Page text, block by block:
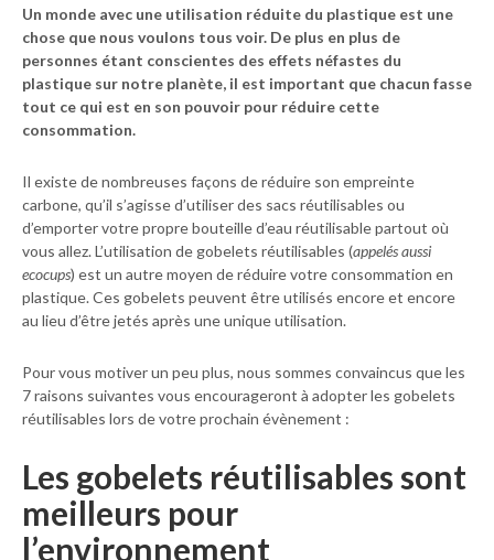
Un monde avec une utilisation réduite du plastique est une
chose que nous voulons tous voir. De plus en plus de
personnes étant conscientes des effets néfastes du
plastique sur notre planète, il est important que chacun fasse
tout ce qui est en son pouvoir pour réduire cette
consommation.
Il existe de nombreuses façons de réduire son empreinte
carbone, qu’il s’agisse d’utiliser des sacs réutilisables ou
d’emporter votre propre bouteille d’eau réutilisable partout où
vous allez. L’utilisation de gobelets réutilisables (appelés aussi
ecocups) est un autre moyen de réduire votre consommation en
plastique. Ces gobelets peuvent être utilisés encore et encore
au lieu d’être jetés après une unique utilisation.
Pour vous motiver un peu plus, nous sommes convaincus que les
7 raisons suivantes vous encourageront à adopter les gobelets
réutilisables lors de votre prochain évènement :
Les gobelets réutilisables sont
meilleurs pour
l’environnement